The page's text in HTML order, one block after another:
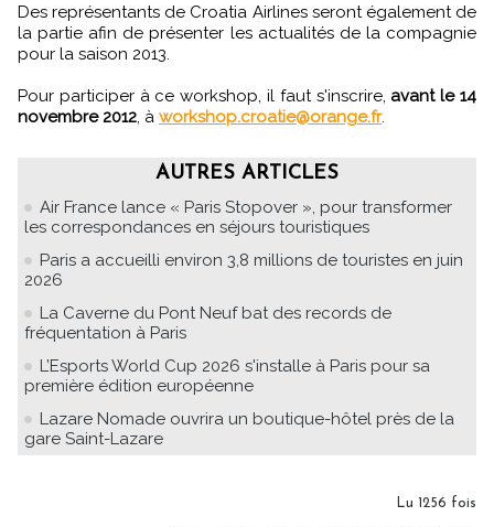
Des représentants de Croatia Airlines seront également de
la partie afin de présenter les actualités de la compagnie
pour la saison 2013.
Pour participer à ce workshop, il faut s'inscrire, avant le 14
novembre 2012 , à workshop.croatie@orange.fr.
AUTRES ARTICLES
Air France lance « Paris Stopover », pour transformer
les correspondances en séjours touristiques
Paris a accueilli environ 3,8 millions de touristes en juin
2026
La Caverne du Pont Neuf bat des records de
fréquentation à Paris
L’Esports World Cup 2026 s'installe à Paris pour sa
première édition européenne
Lazare Nomade ouvrira un boutique-hôtel près de la
gare Saint-Lazare
Lu 1256 fois